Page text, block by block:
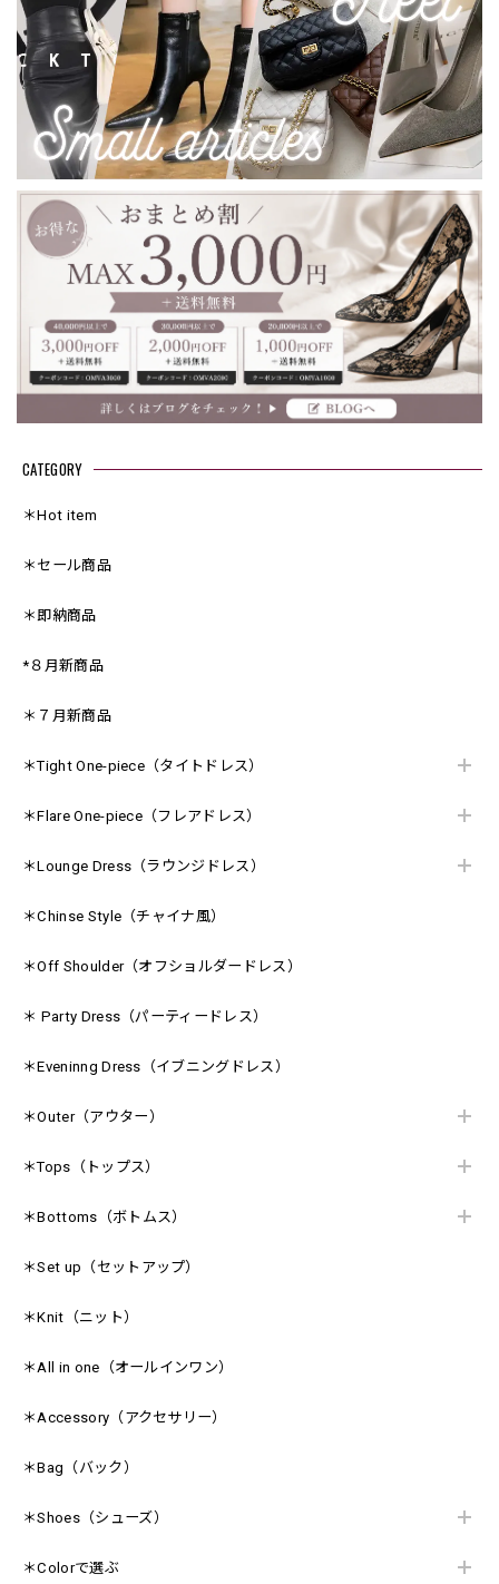
CATEGORY
＊Hot item
＊セール商品
＊即納商品
*８月新商品
＊７月新商品
＊Tight One-piece（タイトドレス）
＊Flare One-piece（フレアドレス）
＊Lounge Dress（ラウンジドレス）
＊Chinse Style（チャイナ風）
＊Off Shoulder（オフショルダードレス）
＊ Party Dress（パーティードレス）
＊Eveninng Dress（イブニングドレス）
＊Outer（アウター）
＊Tops（トップス）
＊Bottoms（ボトムス）
＊Set up（セットアップ）
＊Knit（ニット）
＊All in one（オールインワン）
＊Accessory（アクセサリー）
＊Bag（バック）
＊Shoes（シューズ）
＊Colorで選ぶ